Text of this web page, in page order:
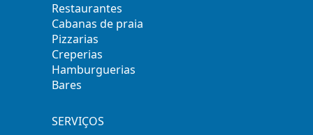
Restaurantes
Cabanas de praia
Pizzarias
Creperias
Hamburguerias
Bares
SERVIÇOS